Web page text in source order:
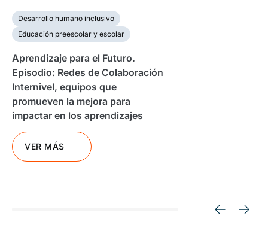
Desarrollo humano inclusivo
Educación preescolar y escolar
Aprendizaje para el Futuro.
Episodio: Redes de Colaboración
Internivel, equipos que
promueven la mejora para
impactar en los aprendizajes
VER MÁS